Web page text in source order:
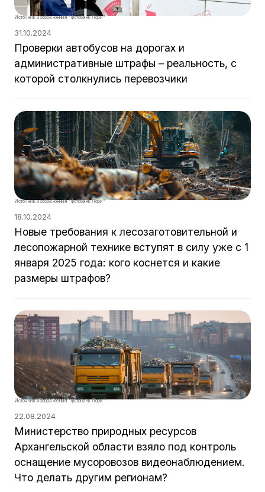
Источник изображения "Фотобанк Лори"
31.10.2024
Проверки автобусов на дорогах и
административные штрафы – реальность, с
которой столкнулись перевозчики
Источник изображения "Фотобанк Лори"
18.10.2024
Новые требования к лесозаготовительной и
лесопожарной технике вступят в силу уже с 1
января 2025 года: кого коснется и какие
размеры штрафов?
Источник изображения "Фотобанк Лори"
22.08.2024
Министерство природных ресурсов
Архангельской области взяло под контроль
оснащение мусоровозов видеонаблюдением.
Что делать другим регионам?